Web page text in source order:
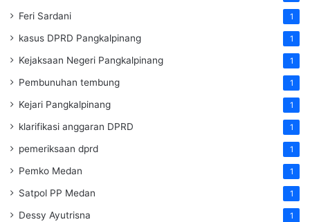
Feri Sardani 1
kasus DPRD Pangkalpinang 1
Kejaksaan Negeri Pangkalpinang 1
Pembunuhan tembung 1
Kejari Pangkalpinang 1
klarifikasi anggaran DPRD 1
pemeriksaan dprd 1
Pemko Medan 1
Satpol PP Medan 1
Dessy Ayutrisna 1